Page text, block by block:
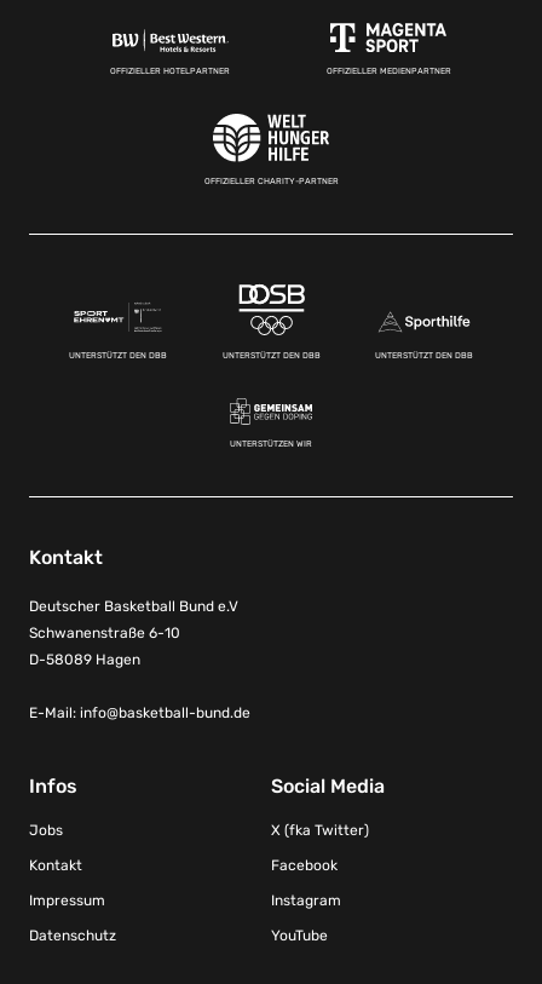
OFFIZIELLER HOTELPARTNER OFFIZIELLER MEDIENPARTNER
OFFIZIELLER CHARITY-PARTNER
UNTERSTÜTZT DEN DBB UNTERSTÜTZT DEN DBB UNTERSTÜTZT DEN DBB
UNTERSTÜTZEN WIR
Kontakt
Deutscher Basketball Bund e.V
Schwanenstraße 6-10
D-58089 Hagen
E-Mail: info@basketball-bund.de
Infos
Jobs
Kontakt
Impressum
Datenschutz
Social Media
X (fka Twitter)
Facebook
Instagram
YouTube